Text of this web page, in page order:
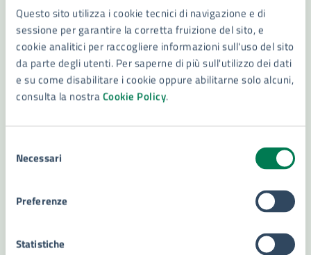
Questo sito utilizza i cookie tecnici di navigazione e di
sessione per garantire la corretta fruizione del sito, e
cookie analitici per raccogliere informazioni sull'uso del sito
da parte degli utenti. Per saperne di più sull'utilizzo dei dati
e su come disabilitare i cookie oppure abilitarne solo alcuni,
consulta la nostraCookie Policy.
delNecessari
Preferenze
Statistiche
SPETTACOLO TEATRALE DAL30/01/26—AL01/02/26
Enigma
Dal 30 gennaio, presso il Teatro Massimo Città di
27